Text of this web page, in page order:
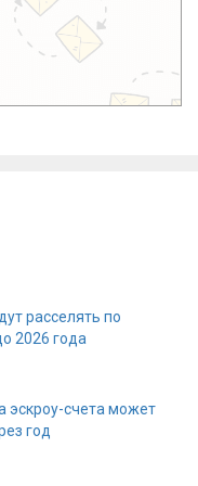
расселять по
2026 года
эскроу-счета может
год